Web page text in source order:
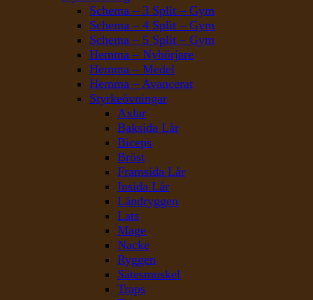
Schema – 3 Split – Gym
Schema – 4 Split – Gym
Schema – 5 Split – Gym
Hemma – Nybörjare
Hemma – Medel
Hemma – Avancerat
Styrkeövningar
Axlar
Baksida Lår
Biceps
Bröst
Framsida Lår
Insida Lår
Ländryggen
Lats
Mage
Nacke
Ryggen
Sätesmuskel
Traps